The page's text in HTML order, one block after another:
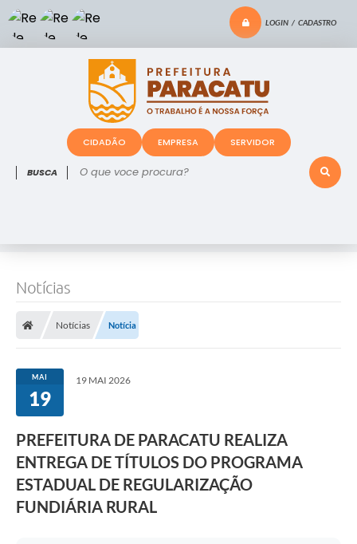
LOGIN / CADASTRO
O que voce procura?
CIDADÃO EMPRESA SERVIDOR
Notícias
Notícias Notícia
MAI
19
19 MAI 2026
PREFEITURA DE PARACATU REALIZA
ENTREGA DE TÍTULOS DO PROGRAMA
ESTADUAL DE REGULARIZAÇÃO
FUNDIÁRIA RURAL